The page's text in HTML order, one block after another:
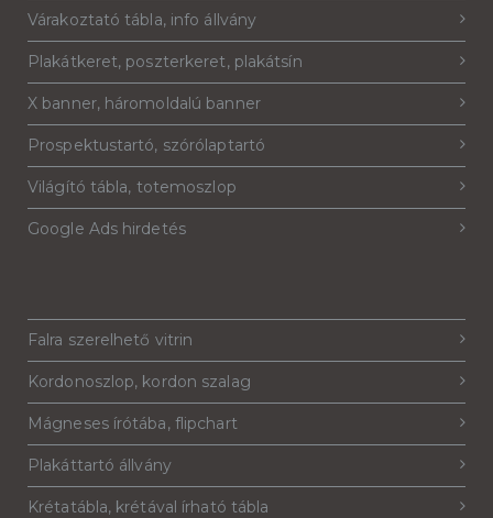
Várakoztató tábla, info állvány
Plakátkeret, poszterkeret, plakátsín
X banner, háromoldalú banner
Prospektustartó, szórólaptartó
Világító tábla, totemoszlop
Google Ads hirdetés
Falra szerelhető vitrin
Kordonoszlop, kordon szalag
Mágneses írótába, flipchart
Plakáttartó állvány
Krétatábla, krétával írható tábla